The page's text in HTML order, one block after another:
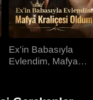
Ex'in Babasıyla
Evlendim, Mafya